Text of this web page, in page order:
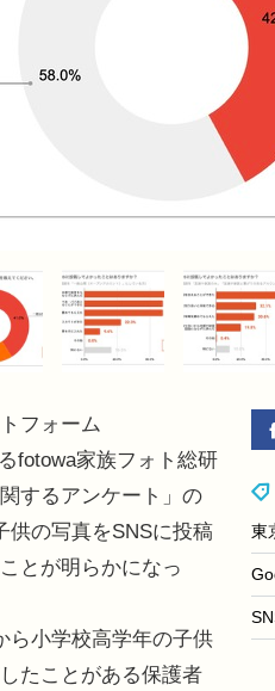
フォーム
fotowa家族フォト総研
するアンケート​​」の
供の写真をSNSに投稿
とが明らかになっ
小学校高学年の子供
たことがある保護者